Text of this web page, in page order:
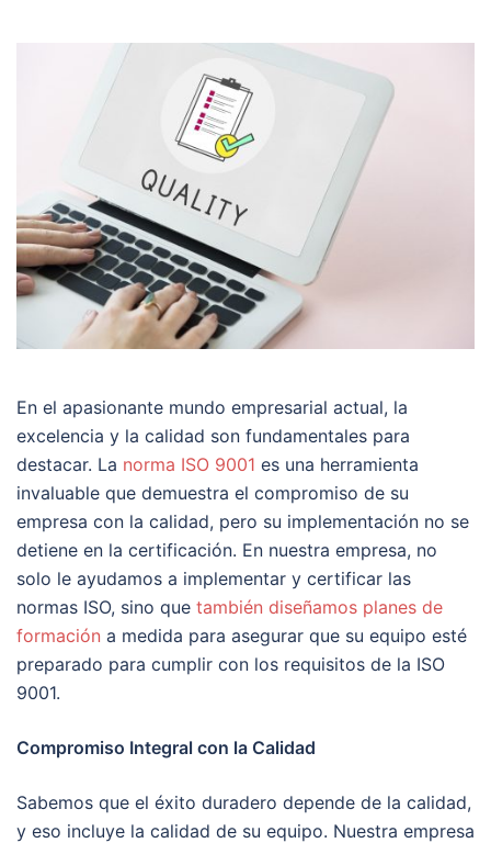
En el apasionante mundo empresarial actual, la
excelencia y la calidad son fundamentales para
destacar. La norma ISO 9001 es una herramienta
invaluable que demuestra el compromiso de su
empresa con la calidad, pero su implementación no se
detiene en la certificación. En nuestra empresa, no
solo le ayudamos a implementar y certificar las
normas ISO, sino que también diseñamos planes de
formación a medida para asegurar que su equipo esté
preparado para cumplir con los requisitos de la ISO
9001.
Compromiso Integral con la Calidad
Sabemos que el éxito duradero depende de la calidad,
y eso incluye la calidad de su equipo. Nuestra empresa